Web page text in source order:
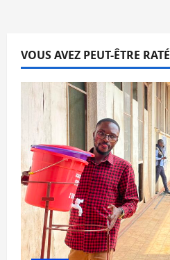
VOUS AVEZ PEUT-ÊTRE RATÉ